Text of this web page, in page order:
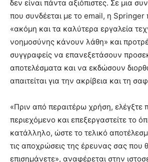
δεν είναι πάντα αξιόπιστες. Σε μια
που συνδέεται με το email, η Springer
«ακόμη και τα καλύτερα εργαλεία
νοημοσύνης κάνουν λάθη» και
συγγραφείς να επανεξετάσουν
αποτελέσματα και να εκδώσουν
απαιτείται για την ακρίβεια και τη
«Πριν από περαιτέρω χρήση, ελέγξτε
περιεχόμενο και επεξεργαστείτε το
κατάλληλο, ώστε το τελικό
τις αποχρώσεις της έρευνας σας που
επισημάνετε», αναφέρεται στην